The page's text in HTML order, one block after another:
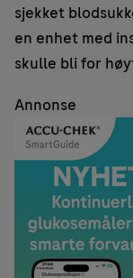
sjekket
en enhet med
skulle bli for
Annonse